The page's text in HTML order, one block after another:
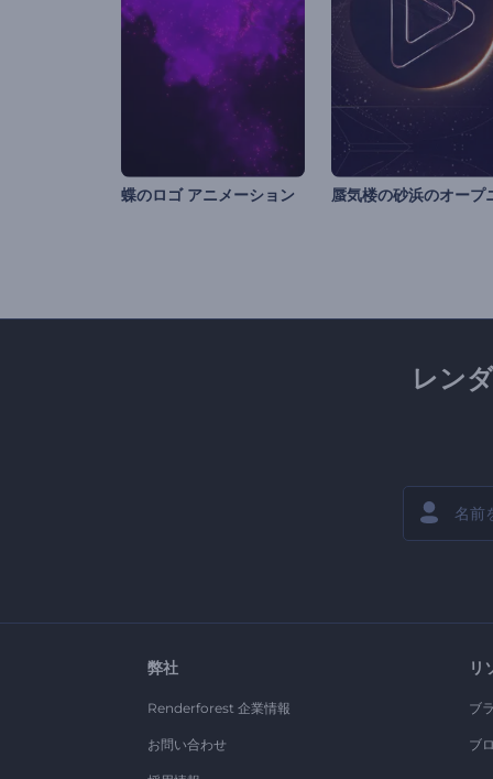
蝶のロゴ アニメーション
レン
弊社
Renderforest 企業情報
お問い合わせ
リ
ブ
ブ